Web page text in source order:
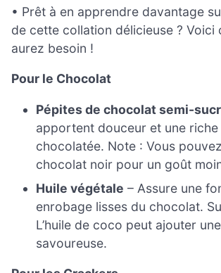
• Prêt à en apprendre davantage
de cette collation délicieuse ? Voici
aurez besoin !
Pour le Chocolat
Pépites de chocolat semi-
apportent douceur et une riche
chocolatée. Note : Vous
chocolat noir pour un goût
Huile végétale – Assure une
enrobage lisses du chocolat.
L’huile de coco peut ajouter
savoureuse.